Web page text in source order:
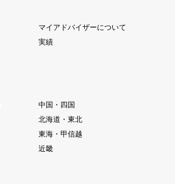
マイアドバイザーについて
実績
中国・四国
北海道・東北
東海・甲信越
近畿